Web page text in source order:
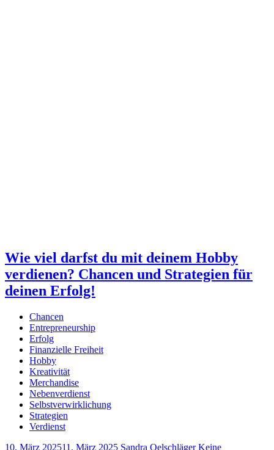
Wie viel darfst du mit deinem Hobby
verdienen? Chancen und Strategien für
deinen Erfolg!
Chancen
Entrepreneurship
Erfolg
Finanzielle Freiheit
Hobby
Kreativität
Merchandise
Nebenverdienst
Selbstverwirklichung
Strategien
Verdienst
10. März 202511. März 2025 Sandra Oelschläger Keine